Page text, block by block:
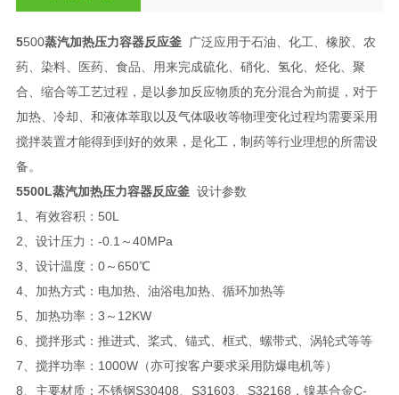
5500蒸汽加热压力容器反应釜广泛应用于石油、化工、橡胶、农
药、染料、医药、食品、用来完成硫化、硝化、氢化、烃化、聚
合、缩合等工艺过程，是以参加反应物质的充分混合为前提，对于
加热、冷却、和液体萃取以及气体吸收等物理变化过程均需要采用
搅拌装置才能得到到好的效果，是化工，制药等行业理想的所需设
备。
5500L蒸汽加热压力容器反应釜设计参数
1、有效容积：50L
2、设计压力：-0.1～40MPa
3、设计温度：0～650℃
4、加热方式：电加热、油浴电加热、循环加热等
5、加热功率：3～12KW
6、搅拌形式：推进式、桨式、锚式、框式、螺带式、涡轮式等等
7、搅拌功率：1000W（亦可按客户要求采用防爆电机等）
8、主要材质：不锈钢S30408、S31603、S32168，镍基合金C-